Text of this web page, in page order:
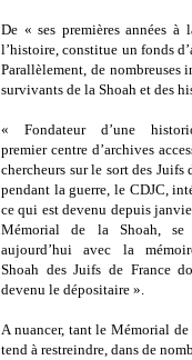
De « ses premières années
l’histoire, constitue un fonds
Parallèlement, de nombreuses
survivants de la Shoah et des
« Fondateur d’une
premier centre d’archives
chercheurs sur le sort des Juifs
pendant la guerre, le CDJC,
ce qui est devenu depuis
Mémorial de la Shoah, se
aujourd’hui avec la
Shoah des Juifs de France
devenu le dépositaire ».
A nuancer, tant le Mémorial de
tend à restreindre, dans de